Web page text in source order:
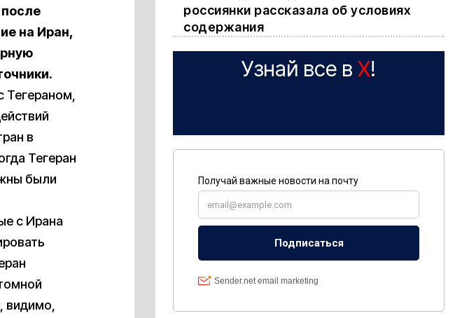
на Иран,
Тегераном,
в
Тегеран
были
с Ирана
видимо,
россиянки рассказала об условиях
содержания
Узнай все в X!